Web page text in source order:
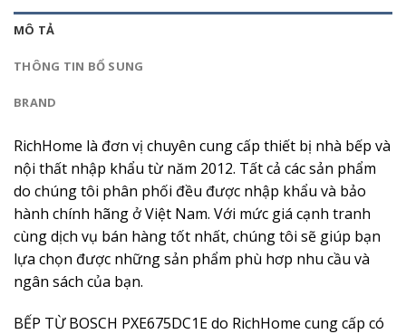
MÔ TẢ
THÔNG TIN BỔ SUNG
BRAND
RichHome là đơn vị chuyên cung cấp thiết bị nhà bếp và
nội thất nhập khẩu từ năm 2012. Tất cả các sản phẩm
do chúng tôi phân phối đều được nhập khẩu và bảo
hành chính hãng ở Việt Nam. Với mức giá cạnh tranh
cùng dịch vụ bán hàng tốt nhất, chúng tôi sẽ giúp bạn
lựa chọn được những sản phẩm phù hơp nhu cầu và
ngân sách của bạn.
BẾP TỪ BOSCH PXE675DC1E do RichHome cung cấp có